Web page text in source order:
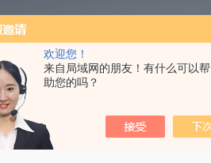
欢迎您！
来自局域网的朋友！有什么可以帮
助您的吗？